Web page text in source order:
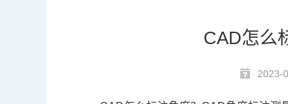
CAD怎么
2023-